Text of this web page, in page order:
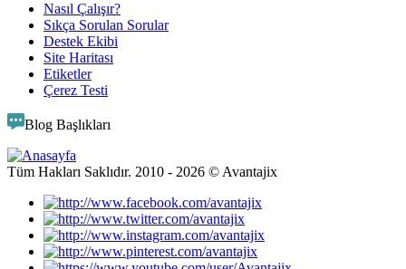
Nasıl Çalışır?
Sıkça Sorulan Sorular
Destek Ekibi
Site Haritası
Etiketler
Çerez Testi
Blog Başlıkları
Tüm Hakları Saklıdır. 2010 - 2026 © Avantajix